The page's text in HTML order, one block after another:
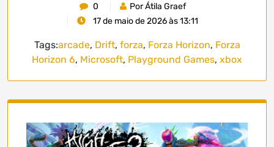
0
Por Átila Graef
17 de maio de 2026 às 13:11
Tags:arcade, Drift, forza, Forza Horizon, Forza
Horizon 6, Microsoft, Playground Games, xbox